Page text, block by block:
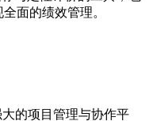
面的绩效管理。
的项目管理与协作平